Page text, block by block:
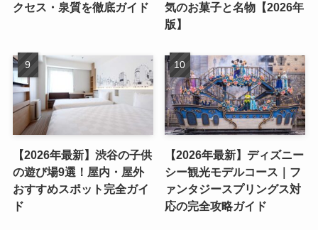
クセス・泉質を徹底ガイド
気のお菓子と名物【2026年
版】
【2026年最新】渋谷の子供
の遊び場9選！屋内・屋外
おすすめスポット完全ガイ
ド
【2026年最新】ディズニー
シー観光モデルコース｜フ
ァンタジースプリングス対
応の完全攻略ガイド